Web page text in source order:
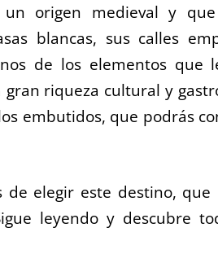
origen medieval y
blancas, sus calles
de los elementos
riqueza cultural y
embutidos, que podrás
elegir este destino,
leyendo y descubre